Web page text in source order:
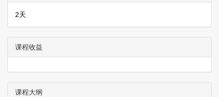
2天
课程收益
课程大纲